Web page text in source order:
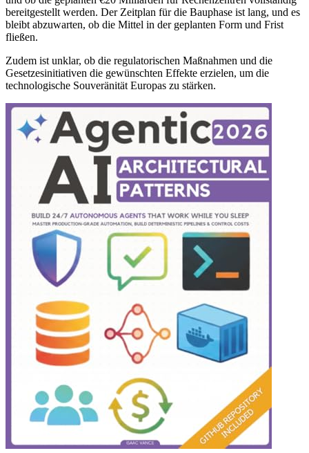
bereitgestellt werden. Der Zeitplan für die Bauphase ist lang, und es
bleibt abzuwarten, ob die Mittel in der geplanten Form und Frist
fließen.
Zudem ist unklar, ob die regulatorischen Maßnahmen und die
Gesetzesinitiativen die gewünschten Effekte erzielen, um die
technologische Souveränität Europas zu stärken.